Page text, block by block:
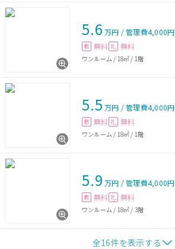
5.6 万円 /管理費4,000円
敷 無料 礼 無料
ワンルーム / 18㎡ / 1階
5.5 万円 /管理費4,000円
敷 無料 礼 無料
ワンルーム / 18㎡ / 1階
5.9 万円 /管理費4,000円
敷 無料 礼 無料
ワンルーム / 18㎡ / 3階
全16件を表示する